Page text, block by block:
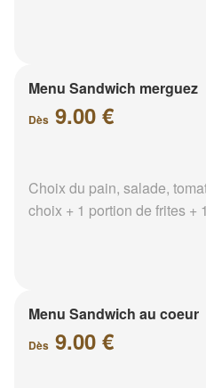
Menu Sandwich merguez
Dès 9.00 €
Choix du pain, salade,
choix + 1 portion de frites +
Menu Sandwich au coeur
Dès 9.00 €